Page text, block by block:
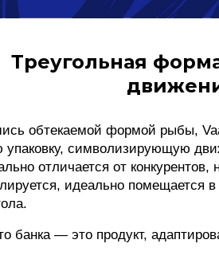
Треугольная
обтекаемой формой рыбы,
упаковку, символизирующую
отличается от
идеально помещается
банка — это продукт,